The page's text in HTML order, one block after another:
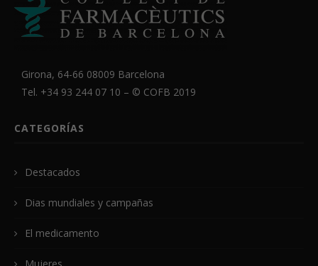
Girona, 64-66 08009 Barcelona
Tel. +34 93 244 07 10 – © COFB 2019
CATEGORÍAS
Destacados
Dias mundiales y campañas
El medicamento